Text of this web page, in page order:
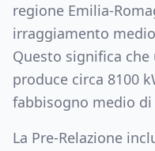
regione Emilia-
irraggiamento
Questo significa
produce circa 8100
fabbisogno medio
La Pre-Relazione